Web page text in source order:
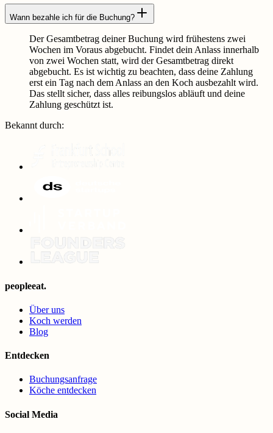
Wann bezahle ich für die Buchung?
Der Gesamtbetrag deiner Buchung wird frühestens zwei
Wochen im Voraus abgebucht. Findet dein Anlass innerhalb
von zwei Wochen statt, wird der Gesamtbetrag direkt
abgebucht. Es ist wichtig zu beachten, dass deine Zahlung
erst ein Tag nach dem Anlass an den Koch ausbezahlt wird.
Das stellt sicher, dass alles reibungslos abläuft und deine
Zahlung geschützt ist.
Bekannt durch:
peopleeat.
Über uns
Koch werden
Blog
Entdecken
Buchungsanfrage
Köche entdecken
Social Media